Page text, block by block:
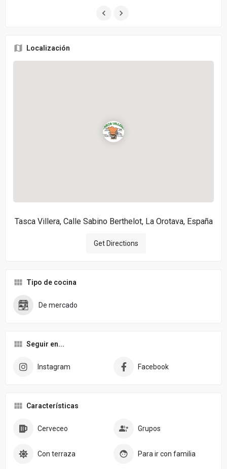
Localización
Tasca Villera, Calle Sabino Berthelot, La Orotava, España
Get Directions
Tipo de cocina
De mercado
Seguir en...
Instagram Facebook
Características
Cerveceo Grupos
Con terraza Para ir con familia